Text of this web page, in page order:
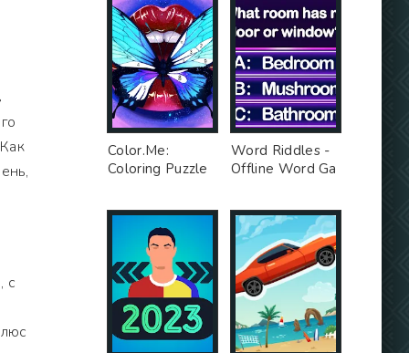
с
Color.Me:
Coloring Puzzle
Word Riddles -
Offline Word Ga